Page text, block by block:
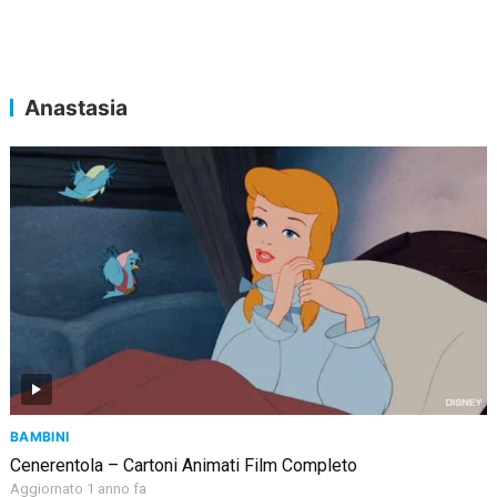
Anastasia
BAMBINI
Cenerentola – Cartoni Animati Film Completo
Aggiornato 1 anno fa